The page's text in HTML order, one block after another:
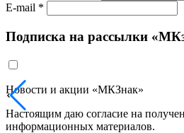
E-mail *
Подписка на рассылки
Новости и акции «МКЗнак»
Настоящим даю согласие на
информационных материалов.